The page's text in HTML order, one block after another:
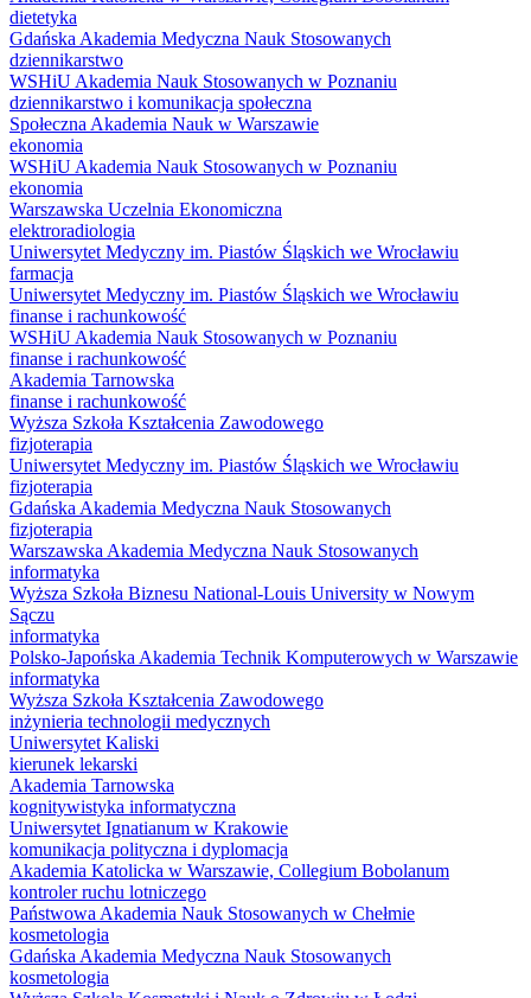
dietetyka
Gdańska Akademia Medyczna Nauk Stosowanych
dziennikarstwo
WSHiU Akademia Nauk Stosowanych w Poznaniu
dziennikarstwo i komunikacja społeczna
Społeczna Akademia Nauk w Warszawie
ekonomia
WSHiU Akademia Nauk Stosowanych w Poznaniu
ekonomia
Warszawska Uczelnia Ekonomiczna
elektroradiologia
Uniwersytet Medyczny im. Piastów Śląskich we Wrocławiu
farmacja
Uniwersytet Medyczny im. Piastów Śląskich we Wrocławiu
finanse i rachunkowość
WSHiU Akademia Nauk Stosowanych w Poznaniu
finanse i rachunkowość
Akademia Tarnowska
finanse i rachunkowość
Wyższa Szkoła Kształcenia Zawodowego
fizjoterapia
Uniwersytet Medyczny im. Piastów Śląskich we Wrocławiu
fizjoterapia
Gdańska Akademia Medyczna Nauk Stosowanych
fizjoterapia
Warszawska Akademia Medyczna Nauk Stosowanych
informatyka
Wyższa Szkoła Biznesu National-Louis University w Nowym
Sączu
informatyka
Polsko-Japońska Akademia Technik Komputerowych w Warszawie
informatyka
Wyższa Szkoła Kształcenia Zawodowego
inżynieria technologii medycznych
Uniwersytet Kaliski
kierunek lekarski
Akademia Tarnowska
kognitywistyka informatyczna
Uniwersytet Ignatianum w Krakowie
komunikacja polityczna i dyplomacja
Akademia Katolicka w Warszawie, Collegium Bobolanum
kontroler ruchu lotniczego
Państwowa Akademia Nauk Stosowanych w Chełmie
kosmetologia
Gdańska Akademia Medyczna Nauk Stosowanych
kosmetologia